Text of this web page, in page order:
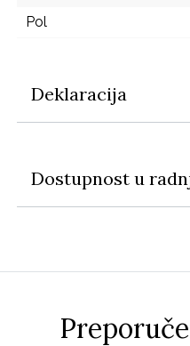
Pol
Deklaracija
Dostupnost u